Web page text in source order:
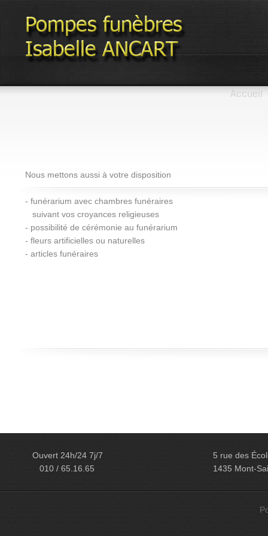
Accueil
Nous mettons aussi à votre disposition
- funérarium avec chambres funéraires
suivant vos croyances religieuses
- possibilité de cérémonie au funérarium
- fleurs artificielles ou naturelles
- articles funéraires
Ouvert 24h/24 7j/7
010 / 65.16.65
5 rue des
1435 Mont-